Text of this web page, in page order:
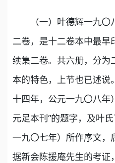
（一）叶德辉一九〇
二卷，是十二卷本中最早
续集二卷。共六册，分为
本的特色，上节也已述说
十四年，公元一九〇八年
元足本刊”的题字，及叶
一九〇七年）所作序文，
据新会陈援庵先生的考证